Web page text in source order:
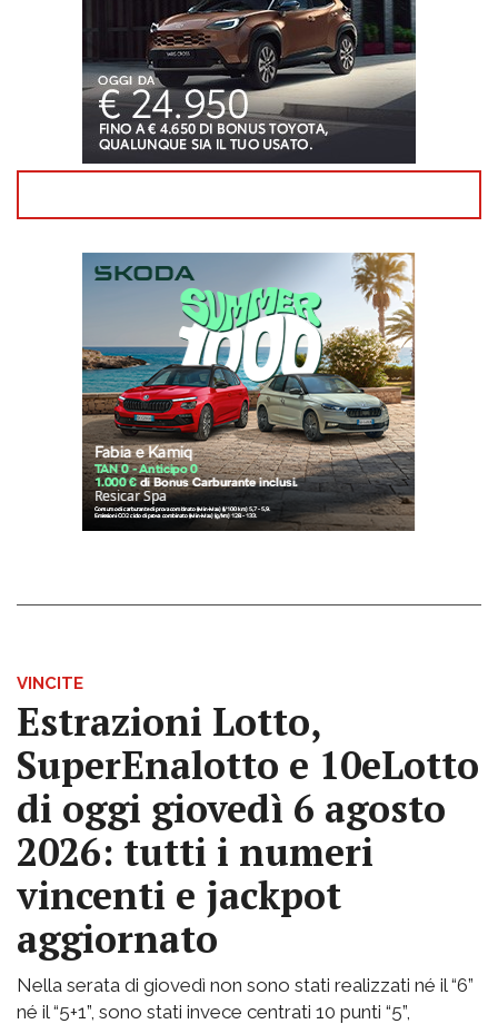
VINCITE
Estrazioni Lotto,
SuperEnalotto e 10eLotto
di oggi giovedì 6 agosto
2026: tutti i numeri
vincenti e jackpot
aggiornato
Nella serata di giovedì non sono stati realizzati né il “6”
né il “5+1”, sono stati invece centrati 10 punti “5”,